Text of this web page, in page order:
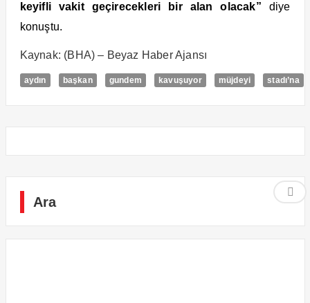
keyifli vakit geçirecekleri bir alan olacak” diye
konuştu.
Kaynak: (BHA) – Beyaz Haber Ajansı
aydın başkan gundem kavuşuyor müjdeyi stadı’na
Ara